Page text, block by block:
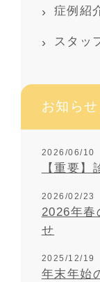
症例紹
スタッ
お知らせ
2026/06/10
【重要
2026/02/23
2026年春
せ
2025/12/19
年末年始